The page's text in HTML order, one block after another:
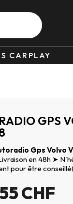
CARPLAY
GPS
Gps Volvo
en 48h ➤
pour être
CHF